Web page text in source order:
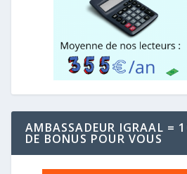
AMBASSADEUR IGRAAL =
DE BONUS POUR VOUS